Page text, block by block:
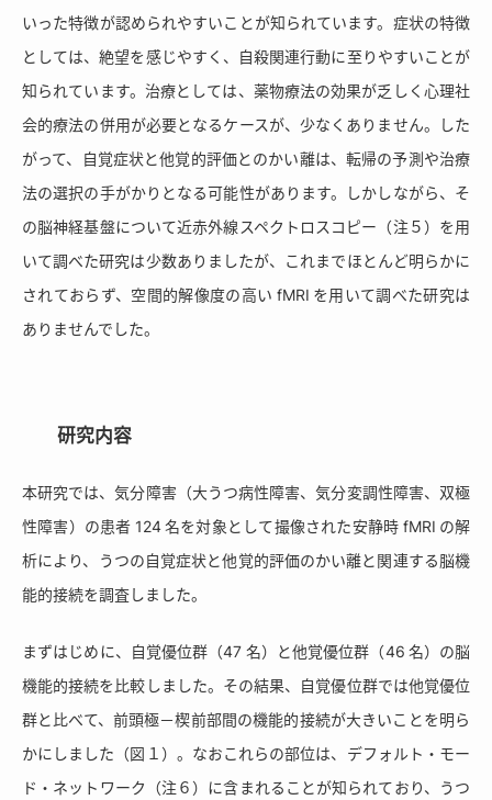
いった特徴が認められやすいことが知られています。症状の特徴
としては、絶望を感じやすく、自殺関連行動に至りやすいことが
知られています。治療としては、薬物療法の効果が乏しく心理社
会的療法の併用が必要となるケースが、少なくありません。した
がって、自覚症状と他覚的評価とのかい離は、転帰の予測や治療
法の選択の手がかりとなる可能性があります。しかしながら、そ
の脳神経基盤について近赤外線スペクトロスコピー（注５）を用
いて調べた研究は少数ありましたが、これまでほとんど明らかに
されておらず、空間的解像度の高い fMRI を用いて調べた研究は
ありませんでした。
研究内容
本研究では、気分障害（大うつ病性障害、気分変調性障害、双極
性障害）の患者 124 名を対象として撮像された安静時 fMRI の解
析により、うつの自覚症状と他覚的評価のかい離と関連する脳機
能的接続を調査しました。
まずはじめに、自覚優位群（47 名）と他覚優位群（46 名）の脳
機能的接続を比較しました。その結果、自覚優位群では他覚優位
群と比べて、前頭極－楔前部間の機能的接続が大きいことを明ら
かにしました（図１）。なおこれらの部位は、デフォルト・モー
ド・ネットワーク（注６）に含まれることが知られており、うつ